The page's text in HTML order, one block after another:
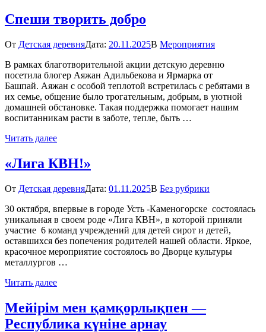
Спеши творить добро
От Детская деревняДата: 20.11.2025В Мероприятия
В рамках благотворительной акции детскую деревню
посетила блогер Аяжан Адильбекова и Ярмарка от
Башпай. Аяжан с особой теплотой встретилась с ребятами в
их семье, общение было трогательным, добрым, в уютной
домашней обстановке. Такая поддержка помогает нашим
воспитанникам расти в заботе, тепле, быть …
Читать далее
«Лига КВН!»
От Детская деревняДата: 01.11.2025В Без рубрики
30 октября, впервые в городе Усть -Каменогорске состоялась
уникальная в своем роде «Лига КВН», в которой приняли
участие 6 команд учреждений для детей сирот и детей,
оставшихся без попечения родителей нашей области. Яркое,
красочное мероприятие состоялось во Дворце культуры
металлургов …
Читать далее
Мейірім мен қамқорлықпен —
Республика күніне арнау